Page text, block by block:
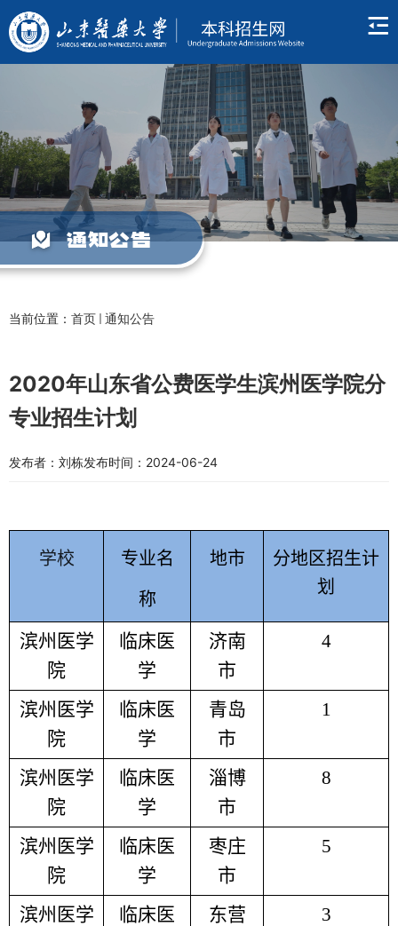
通知公告
当前位置： 首页 通知公告
2020年山东省公费医学生滨州医学院分
专业招生计划
发布者：刘栋发布时间：2024-06-24
学校 专业名
称
地市
分地区招生计
划
滨州医学
院
临床医
学
济南
市
4
滨州医学
院
临床医
学
青岛
市
1
滨州医学
院
临床医
学
淄博
市
8
滨州医学
院
临床医
学
枣庄
市
5
滨州医学
临床医
东营
3